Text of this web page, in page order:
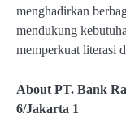
menghadirkan
mendukung
memperkuat literasi
About PT. Bank
6/Jakarta 1